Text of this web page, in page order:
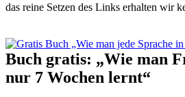
das reine Setzen des Links erhalten wir
Buch gratis: „Wie man
nur 7 Wochen lernt“